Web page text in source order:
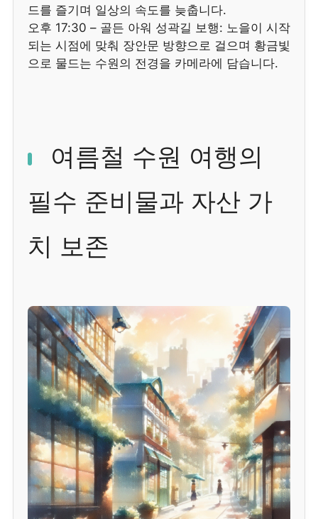
드를 즐기며 일상의 속도를 늦춥니다.
오후 17:30 – 골든 아워 성곽길 보행: 노을이 시작
되는 시점에 맞춰 장안문 방향으로 걸으며 황금빛
으로 물드는 수원의 전경을 카메라에 담습니다.
여름철 수원 여행의
필수 준비물과 자산 가
치 보존